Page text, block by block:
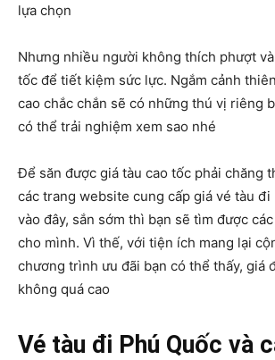
lựa chọn
Nhưng nhiều người không thích phượt
tốc để tiết kiệm sức lực. Ngắm cảnh
cao chắc chắn sẽ có những thú vị riêng
có thể trải nghiệm xem sao nhé
Để săn được giá tàu cao tốc phải chăng
các trang website cung cấp giá vé tàu đi
vào đây, sắn sớm thì bạn sẽ tìm được
cho mình. Vì thế, với tiện ích mang lại
chương trình ưu đãi bạn có thể thấy, giá
không quá cao
Vé tàu đi Phú Quốc và